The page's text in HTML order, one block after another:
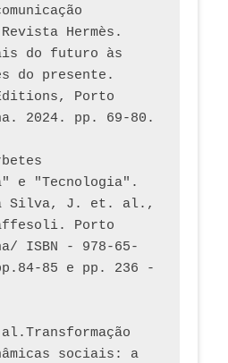
Hermès.
do futuro às
do presente.
Porto
e "Tecnologia".
Silva, J. et. al.,
Porto
ISBN - 978-65-
85 e pp. 236 -
sociais: a